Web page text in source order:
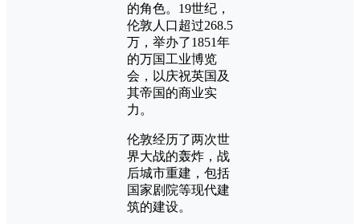
的角色。19世纪，
伦敦人口超过268.5
万，举办了1851年
的万国工业博览
会，以庆祝英国及
其帝国的商业实
力。
伦敦经历了两次世
界大战的轰炸，战
后城市重建，包括
国家剧院等现代建
筑的建设。